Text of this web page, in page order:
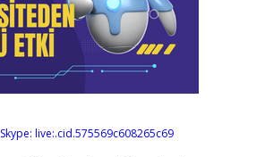
Skype: live:.cid.575569c608265c69